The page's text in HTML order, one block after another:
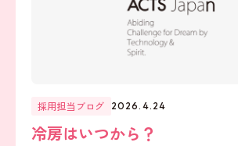
採用担当ブログ 2026.4.24
冷房はいつから？